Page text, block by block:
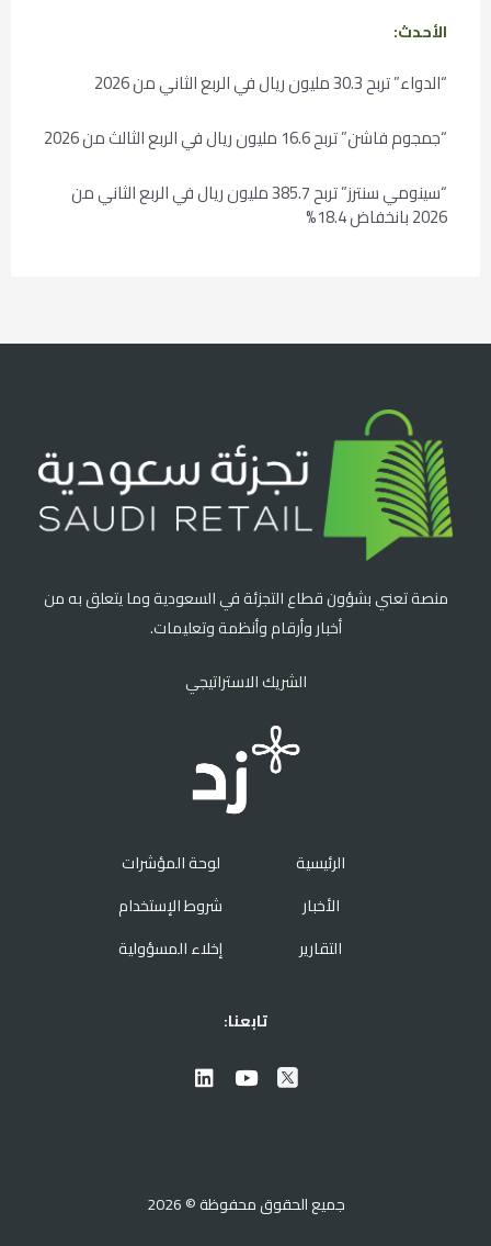
الأحدث:
“الدواء” تربح 30.3 مليون ريال في الربع الثاني من 2026
“جمجوم فاشن” تربح 16.6 مليون ريال في الربع الثالث من 2026
“سينومي سنترز” تربح 385.7 مليون ريال في الربع الثاني من
2026 بانخفاض 18.4%
منصة تعني بشؤون قطاع التجزئة في السعودية وما يتعلق به من
أخبار وأرقام وأنظمة وتعليمات.
الشريك الاستراتيجي
الرئيسية
الأخبار
التقارير
لوحة المؤشرات
شروط الإستخدام
إخلاء المسؤولية
تابعنا:
جميع الحقوق محفوظة © 2026